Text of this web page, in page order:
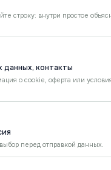
строку: внутри простое
данных, контакты
о cookie, оферта или
перед отправкой данных.